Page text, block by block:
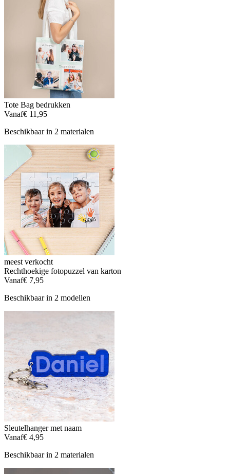
Tote Bag bedrukken
Vanaf€ 11,95
Beschikbaar in 2 materialen
meest verkocht
Rechthoekige fotopuzzel van karton
Vanaf€ 7,95
Beschikbaar in 2 modellen
Sleutelhanger met naam
Vanaf€ 4,95
Beschikbaar in 2 materialen